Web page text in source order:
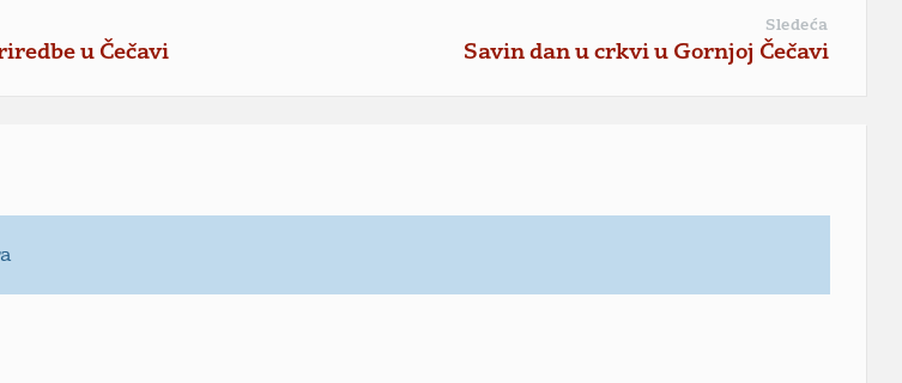
u Čečavi
Sledeća
Savin dan u crkvi u Gornjoj Čečavi